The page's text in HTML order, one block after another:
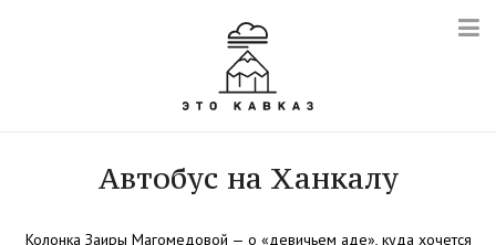
Автобус на Ханкалу
Колонка Заиры Магомедовой — о «девичьем аде», куда хочется